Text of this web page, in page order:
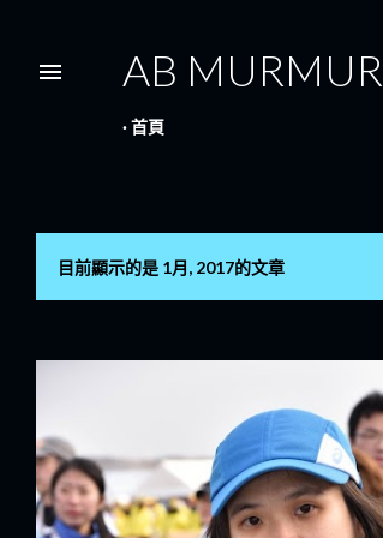
AB MURMUR
首頁
發
章
目前顯示的是 1月, 2017的文章